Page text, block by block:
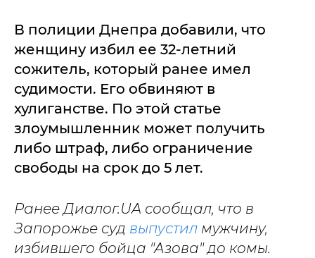
В полиции Днепра добавили, что
женщину избил ее 32-летний
сожитель, который ранее имел
судимости. Его обвиняют в
хулиганстве. По этой статье
злоумышленник может получить
либо штраф, либо ограничение
свободы на срок до 5 лет.
Ранее Диалог.UA сообщал, что в
Запорожье суд выпустил мужчину,
избившего бойца "Азова" до комы.